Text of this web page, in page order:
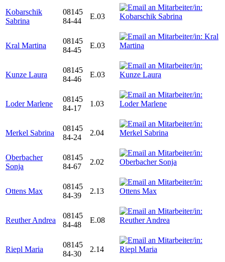
Kobarschik
Sabrina
08145
84-44
E.03
Kral Martina
08145
84-45
E.03
Kunze Laura
08145
84-46
E.03
Loder Marlene
08145
84-17
1.03
Merkel Sabrina
08145
84-24
2.04
Oberbacher
Sonja
08145
84-67
2.02
Ottens Max
08145
84-39
2.13
Reuther Andrea
08145
84-48
E.08
Riepl Maria
08145
84-30
2.14